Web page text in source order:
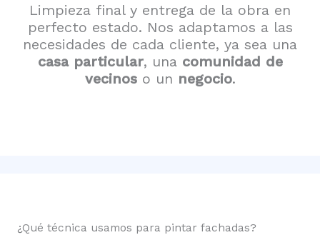
Limpieza final y entrega de la obra en
perfecto estado. Nos adaptamos a las
necesidades de cada cliente, ya sea una
casa particular, una comunidad de
vecinoso un negocio.
¿Qué técnica usamos para pintar fachadas?